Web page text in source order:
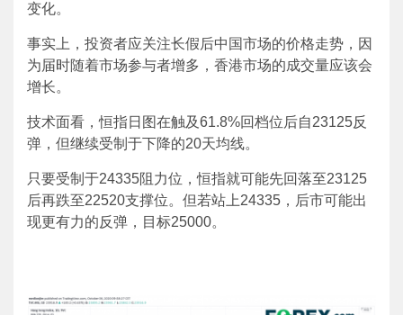
变化。
事实上，投资者应关注长假后中国市场的价格走势，因
为届时随着市场参与者增多，香港市场的成交量应该会
增长。
技术面看，恒指日图在触及61.8%回档位后自23125反
弹，但继续受制于下降的20天均线。
只要受制于24335阻力位，恒指就可能先回落至23125
后再跌至22520支撑位。但若站上24335，后市可能出
现更有力的反弹，目标25000。